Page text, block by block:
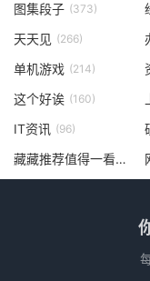
图集段子 (373)
天天见 (266)
单机游戏 (214)
这个好诶 (160)
IT资讯 (96)
藏藏推荐值得一看(73)